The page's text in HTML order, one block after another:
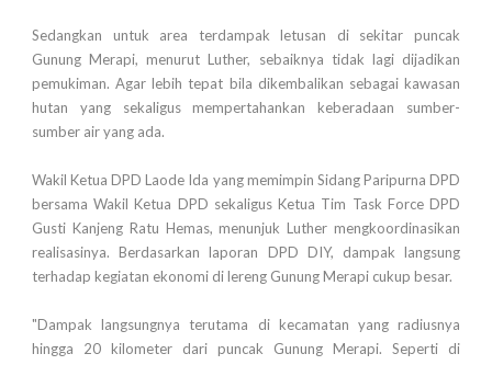
Sedangkan untuk area terdampak letusan di sekitar puncak
Gunung Merapi, menurut Luther, sebaiknya tidak lagi dijadikan
pemukiman. Agar lebih tepat bila dikembalikan sebagai kawasan
hutan yang sekaligus mempertahankan keberadaan sumber-
sumber air yang ada.
Wakil Ketua DPD Laode Ida yang memimpin Sidang Paripurna DPD
bersama Wakil Ketua DPD sekaligus Ketua Tim Task Force DPD
Gusti Kanjeng Ratu Hemas, menunjuk Luther mengkoordinasikan
realisasinya. Berdasarkan laporan DPD DIY, dampak langsung
terhadap kegiatan ekonomi di lereng Gunung Merapi cukup besar.
"Dampak langsungnya terutama di kecamatan yang radiusnya
hingga 20 kilometer dari puncak Gunung Merapi. Seperti di